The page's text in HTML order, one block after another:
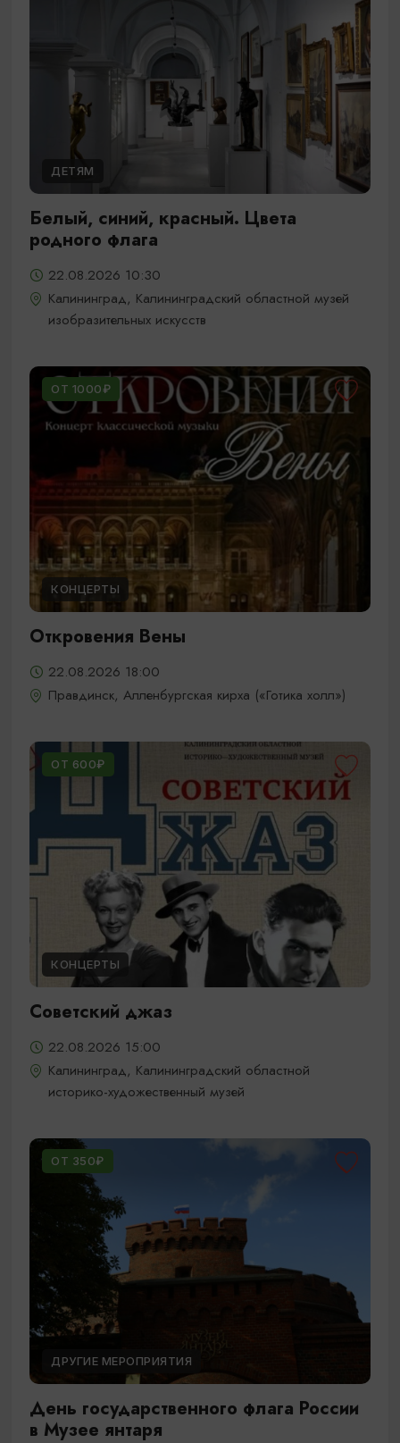
ДЕТЯМ
Белый, синий, красный. Цвета
родного флага
22.08.2026 10:30
Калининград, Калининградский областной музей
изобразительных искусств
ОТ 1000₽
КОНЦЕРТЫ
Откровения Вены
22.08.2026 18:00
Правдинск, Алленбургская кирха («Готика холл»)
ОТ 600₽
КОНЦЕРТЫ
Советский джаз
22.08.2026 15:00
Калининград, Калининградский областной
историко-художественный музей
ОТ 350₽
ДРУГИЕ МЕРОПРИЯТИЯ
День государственного флага России
в Музее янтаря